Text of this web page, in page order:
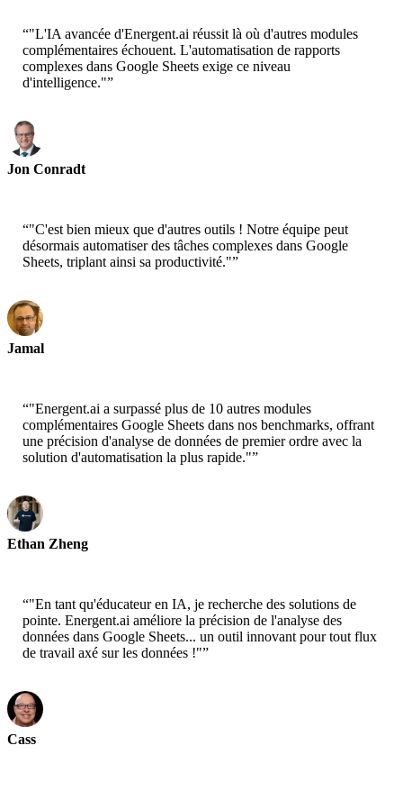
“"L'IA avancée d'Energent.ai réussit là où d'autres modules
complémentaires échouent. L'automatisation de rapports
complexes dans Google Sheets exige ce niveau
d'intelligence."”
Jon Conradt
“"C'est bien mieux que d'autres outils ! Notre équipe peut
désormais automatiser des tâches complexes dans Google
Sheets, triplant ainsi sa productivité."”
Jamal
“"Energent.ai a surpassé plus de 10 autres modules
complémentaires Google Sheets dans nos benchmarks, offrant
une précision d'analyse de données de premier ordre avec la
solution d'automatisation la plus rapide."”
Ethan Zheng
“"En tant qu'éducateur en IA, je recherche des solutions de
pointe. Energent.ai améliore la précision de l'analyse des
données dans Google Sheets... un outil innovant pour tout flux
de travail axé sur les données !"”
Cass